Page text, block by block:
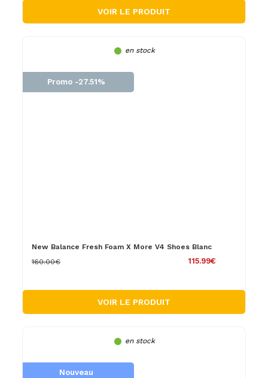
VOIR LE PRODUIT
en stock
Promo -27.51%
New Balance Fresh Foam X More V4 Shoes Blanc
115.99€
160.00€
VOIR LE PRODUIT
en stock
Nouveau